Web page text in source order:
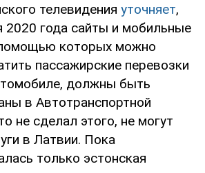
телевидения уточняет,
2020 года сайты и мобильные
которых можно
пассажирские перевозки
должны быть
в Автотранспортной
не сделал этого, не могут
в Латвии. Пока
только эстонская